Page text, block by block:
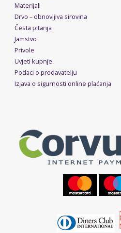
Materijali
Drvo – obnovljiva sirovina
Česta pitanja
Jamstvo
Privole
Uvjeti kupnje
Podaci o prodavatelju
Izjava o sigurnosti online plaćanja